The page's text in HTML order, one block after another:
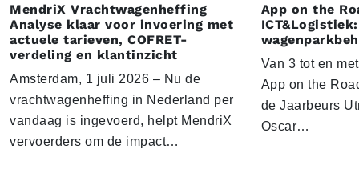
MendriX Vrachtwagenheffing
Analyse klaar voor invoering met
actuele tarieven, COFRET-
verdeling en klantinzicht
Amsterdam, 1 juli 2026 – Nu de
vrachtwagenheffing in Nederland per
vandaag is ingevoerd, helpt MendriX
vervoerders om de impact…
App on the
Van 3 tot en
App on the
de Jaarbeurs
Oscar…